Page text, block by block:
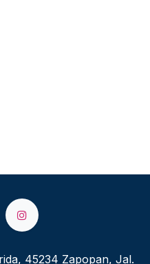
45234 Zapopan, Jal.